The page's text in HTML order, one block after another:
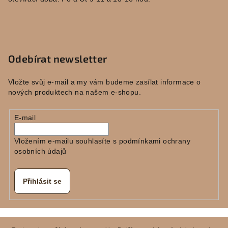
Odebírat newsletter
Vložte svůj e-mail a my vám budeme zasílat informace o
nových produktech na našem e-shopu.
E-mail
Vložením e-mailu souhlasíte s podmínkami ochrany
osobních údajů
Přihlásit se